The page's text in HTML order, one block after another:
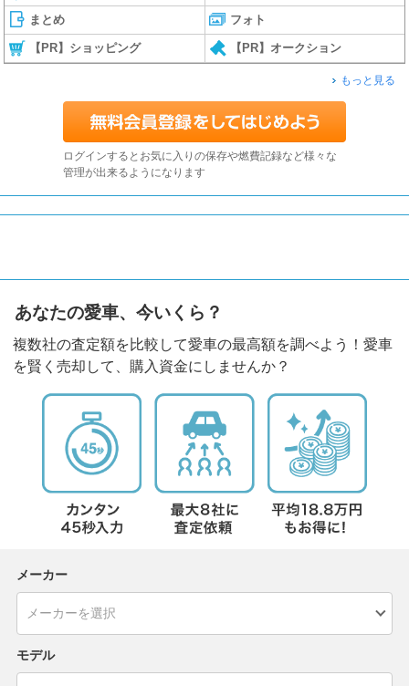
まとめ フォト
【PR】ショッピング 【PR】オークション
もっと見る
ログインするとお気に入りの保存や燃費記録など様々な
管理が出来るようになります
あなたの愛車、今いくら？
複数社の査定額を比較して愛車の最高額を調べよう！愛車
を賢く売却して、購入資金にしませんか？
メーカー
モデル